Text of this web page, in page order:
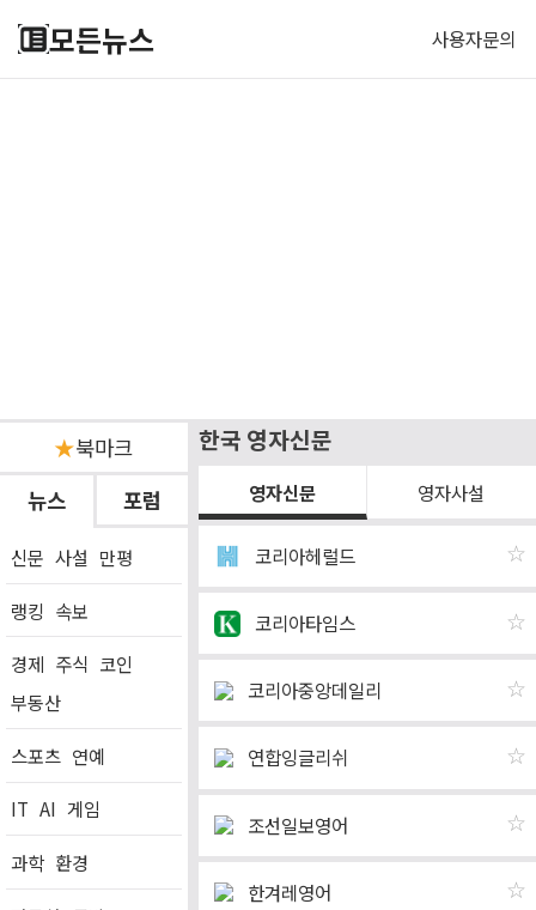
모든뉴스 사용자문의
★북마크
뉴스
포럼
신문 사설 만평
랭킹 속보
경제 주식 코인
부동산
스포츠 연예
IT AI 게임
과학 환경
한국 영자신문
영자신문 영자사설
코리아헤럴드 ☆
코리아타임스 ☆
코리아중앙데일리 ☆
연합잉글리쉬 ☆
조선일보영어 ☆
한겨레영어 ☆